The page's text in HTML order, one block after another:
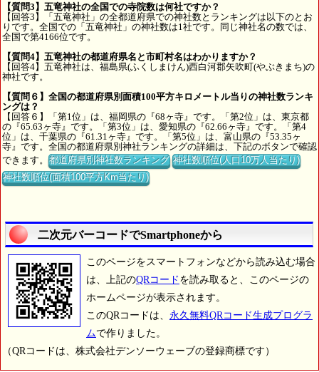
【質問3】五竜神社の全国での寺院数は何社ですか？
【回答3】「五竜神社」の全都道府県での神社数とランキングは以下のとお
りです。全国での「五竜神社」の神社数は1社です。同じ神社名の数では、
全国で第4166位です。
【質問4】五竜神社の都道府県名と市町村名はわかりますか？
【回答4】五竜神社は、福島県(ふくしまけん)西白河郡矢吹町(やぶきまち)の
神社です。
【質問６】全国の都道府県別面積100平方キロメートル当りの神社数ランキ
ングは？
【回答６】「第1位」は、福岡県の『68ヶ寺』です。「第2位」は、東京都
の『65.63ヶ寺』です。「第3位」は、愛知県の『62.66ヶ寺』です。「第4
位」は、千葉県の『61.31ヶ寺』です。「第5位」は、富山県の『53.35ヶ
寺』です。全国の都道府県別神社ランキングの詳細は、下記のボタンで確認
できます。都道府県別神社数ランキング 神社数順位(人口10万人当たり)
神社数順位(面積100平方Km当たり)
二次元バーコードでSmartphoneから
このページをスマートフォンなどから読み込む場合
は、上記のQRコード を読み取ると、このページの
ホームページが表示されます。
このQRコードは、 永久無料QRコード生成プログラ
ムで作りました。
（QRコードは、株式会社デンソーウェーブの登録商標です）